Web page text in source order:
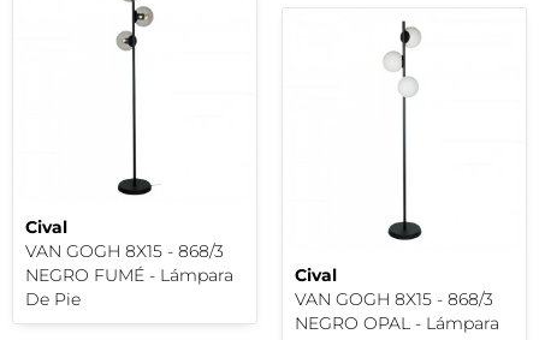
Cival
VAN GOGH 8X15 - 868/3
NEGRO FUMÉ - Lámpara
De Pie
Cival
VAN GOGH 8X15 - 868/3
NEGRO OPAL - Lámpara